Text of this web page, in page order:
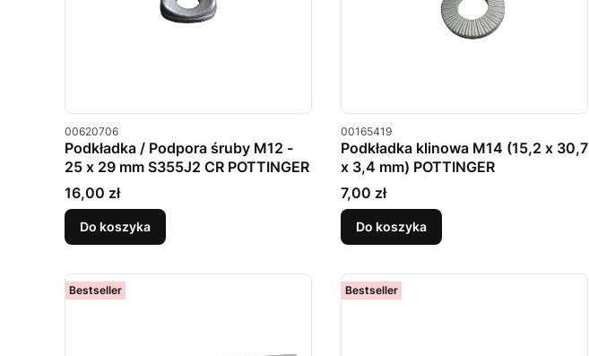
Kod produktu
00620706
Podkładka / Podpora śruby M12 -
25 x 29 mm S355J2 CR POTTINGER
Cena
16,00 zł
Do koszyka
Kod produktu
00165419
Podkładka klinowa M14 (15,2 x 30,7
x 3,4 mm) POTTINGER
Cena
7,00 zł
Do koszyka
Bestseller Bestseller